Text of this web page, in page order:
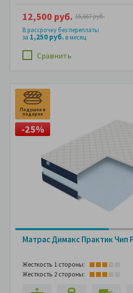
Сравнить
12,500 руб. 16,667 руб.
В рассрочку без переплаты
за 1,250 руб.в месяц
Подушка в
подарок
-25%
Матрас Димакс Практик Чип
Жесткость 1 стороны:
Жесткость 2 стороны: